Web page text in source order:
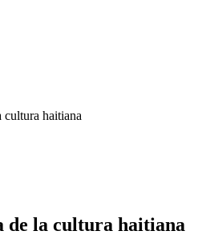
cultura haitiana
de la cultura haitiana